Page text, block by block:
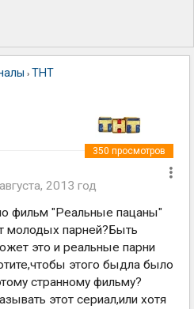
› ТНТ
2013 год
350 просмотров
фильм "Реальные пацаны"
молодых парней?Быть
это и реальные парни
этого быдла было
странному фильму?
этот сериал,или хотя